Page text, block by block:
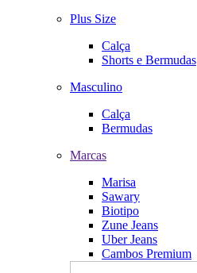
Plus Size
Calça
Shorts e Bermudas
Masculino
Calça
Bermudas
Marcas
Marisa
Sawary
Biotipo
Zune Jeans
Uber Jeans
Cambos Premium